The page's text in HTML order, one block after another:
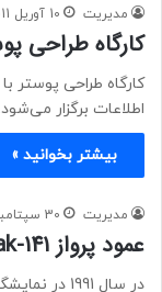
مدیریت 10 آوریل 2011
کارگاه طراحی
کارگاه طراحی پوستر
اطلاعات برگزار
بیشتر بخوانید »
مدیریت 30 سپتامبر 2010
عمود پرواز Yak-141
در سال